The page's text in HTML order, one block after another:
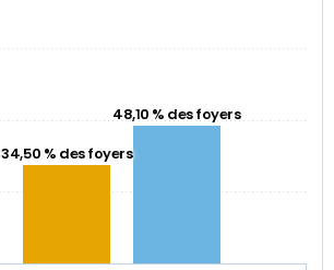
34,50 % des foyers
48,10 % des foyers